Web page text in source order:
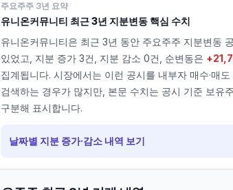
주요주주 3년 요약
유니온커뮤니티 최근 3년 지분변동 핵심 수치
유니온커뮤니티은 최근 3년 동안 주요주주 지분변동
있었고, 지분 증가 3건, 지분 감소 0건, 순변동은
집계됩니다. 시장에서는 이런 공시를 내부자 매수·매도
검색하는 경우가 많지만, 본문 수치는 공시 기준 보유
구분해 표시합니다.
날짜별 지분 증가·감소 내역 보기